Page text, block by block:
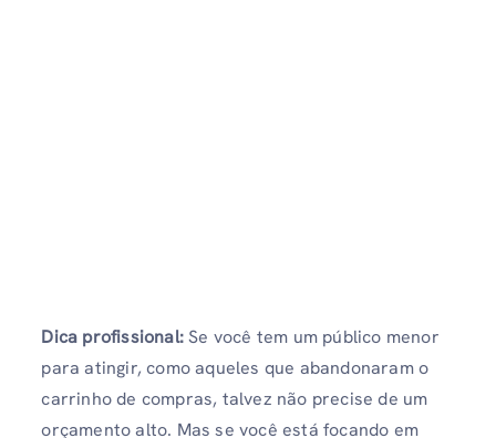
Dica profissional:Se você tem um público menor
para atingir, como aqueles que abandonaram o
carrinho de compras, talvez não precise de um
orçamento alto. Mas se você está focando em